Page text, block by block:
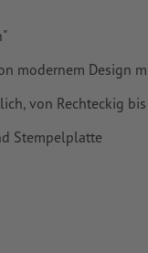
modernem Design
von Rechteckig
Stempelplatte